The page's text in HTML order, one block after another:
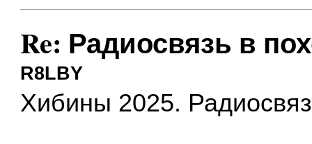
Re: Радиосвязь в
R8LBY
Хибины 2025.